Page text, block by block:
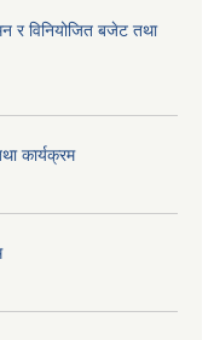
र विनियोजित बजेट तथा
कार्यक्रम